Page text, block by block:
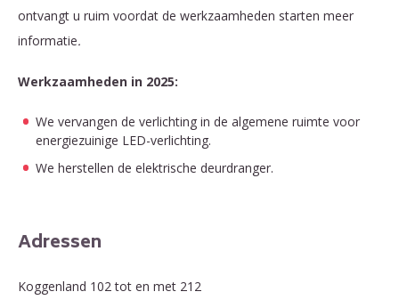
ontvangt u ruim voordat de werkzaamheden starten meer
informatie.
Werkzaamheden in 2025:
We vervangen de verlichting in de algemene ruimte voor
energiezuinige LED-verlichting.
We herstellen de elektrische deurdranger.
Adressen
Koggenland 102 tot en met 212